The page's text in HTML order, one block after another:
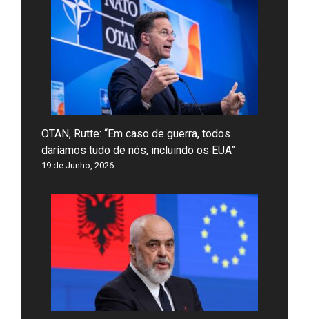
OTAN, Rutte: “Em caso de guerra, todos
daríamos tudo de nós, incluindo os EUA”
19 de Junho, 2026